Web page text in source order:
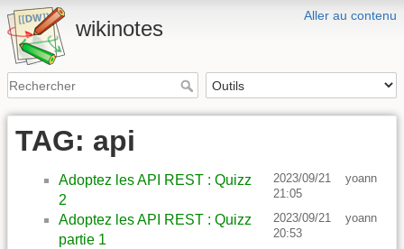
Aller au contenu
wikinotes
TAG: api
Adoptez les API REST : Quizz
2
2023/09/21
21:05
yoann
Adoptez les API REST : Quizz
partie 1
2023/09/21
20:53
yoann